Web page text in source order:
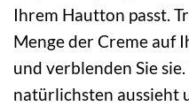
Ihrem Hautton passt.
Menge der Creme auf
und verblenden Sie
natürlichsten aussieht